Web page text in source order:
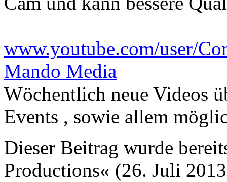
www.youtube.com/user/
Mando Media
Wöchentlich neue Videos
Events , sowie allem
Dieser Beitrag wurde
Productions« (26. Juli